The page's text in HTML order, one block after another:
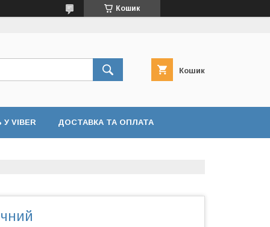
Кошик
Кошик
VIBER ДОСТАВКА ТА ОПЛАТА